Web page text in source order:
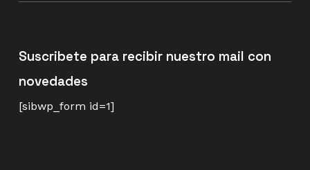
Suscribete para recibir nuestro mail con
novedades
[sibwp_form id=1]